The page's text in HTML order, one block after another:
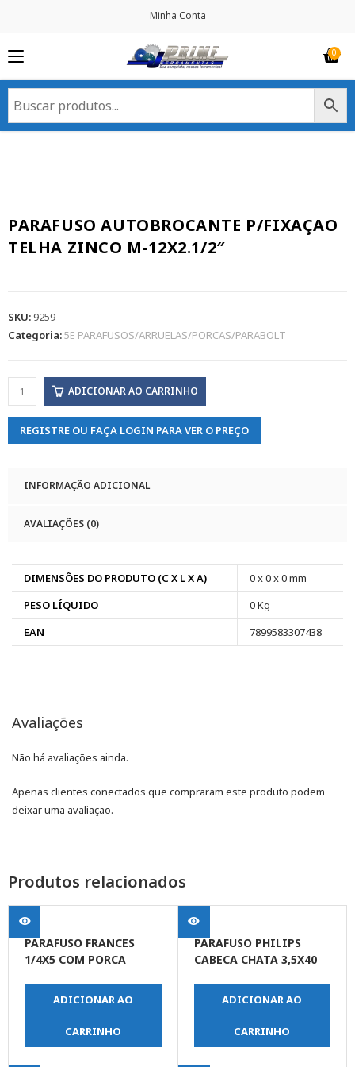
Minha Conta
PARAFUSO AUTOBROCANTE P/FIXAÇAO
TELHA ZINCO M-12X2.1/2″
SKU:9259
Categoria:5E PARAFUSOS/ARRUELAS/PORCAS/PARABOLT
ADICIONAR AO CARRINHO
REGISTRE OU FAÇA LOGIN PARA VER O PREÇO
INFORMAÇÃO ADICIONAL
AVALIAÇÕES (0)
DIMENSÕES DO PRODUTO (C X L X A)
0 x 0 x 0 mm
PESO LÍQUIDO
0 Kg
EAN
7899583307438
Avaliações
Não há avaliações ainda.
Apenas clientes conectados que compraram este produto podem
deixar uma avaliação.
Produtos relacionados
PARAFUSO FRANCES
1/4X5 COM PORCA
ADICIONAR AO
CARRINHO
PARAFUSO PHILIPS
CABECA CHATA 3,5X40
ADICIONAR AO
CARRINHO